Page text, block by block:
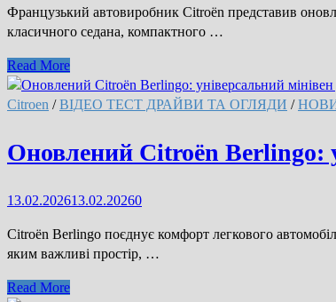
(відео)
Французький автовиробник Citroën представив
класичного седана, компактного …
Новий
Citroën
e-
X
2026
кросовер
хетчбек
Read More
Citroen /ВІДЕО ТЕСТ ДРАЙВИ ТА ОГЛЯДИ /
Оновлений Citroën Berlingo:
13.02.202613.02.20260
Citroën Berlingo поєднує комфорт легкового
яким важливі простір, …
Оновлений
Read More